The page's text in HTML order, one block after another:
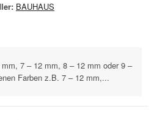
BAUHAUS
7 – 12 mm, 8 – 12 mm oder 9 –
Farben z.B. 7 – 12 mm,...